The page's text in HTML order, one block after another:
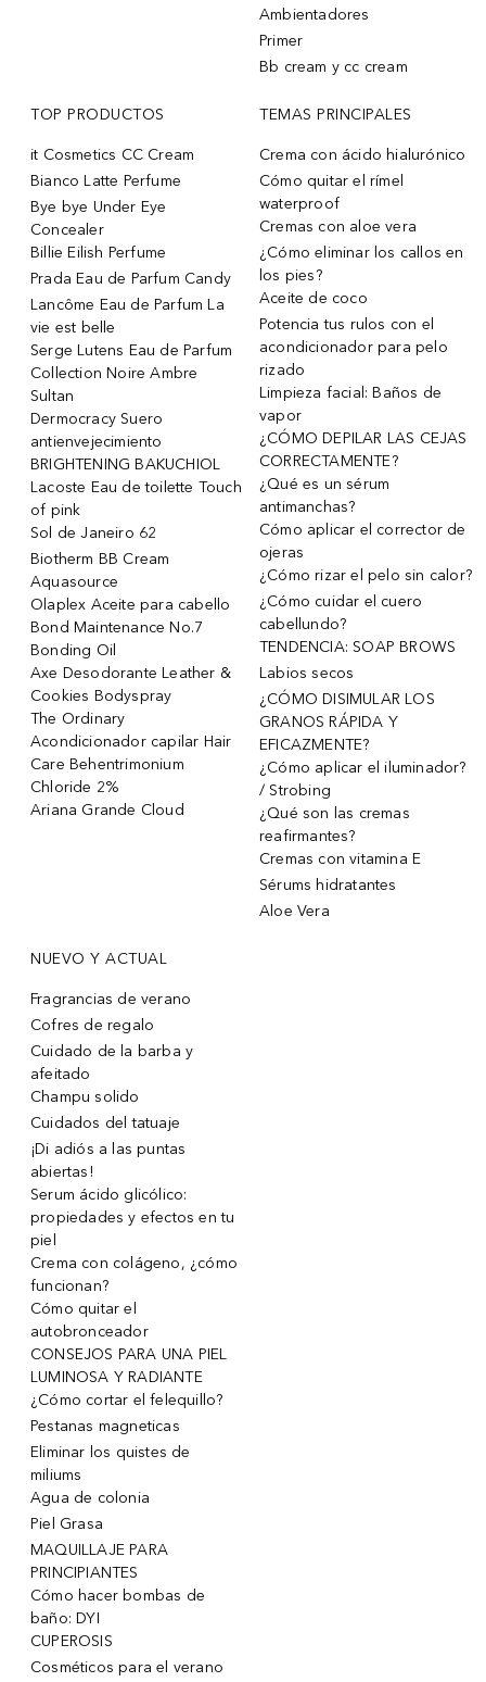
Ambientadores
Primer
Bb cream y cc cream
TOP PRODUCTOS
it Cosmetics CC Cream
Bianco Latte Perfume
Bye bye Under Eye
Concealer
Billie Eilish Perfume
Prada Eau de Parfum Candy
Lancôme Eau de Parfum La
vie est belle
Serge Lutens Eau de Parfum
Collection Noire Ambre
Sultan
Dermocracy Suero
antienvejecimiento
BRIGHTENING BAKUCHIOL
Lacoste Eau de toilette Touch
of pink
Sol de Janeiro 62
Biotherm BB Cream
Aquasource
Olaplex Aceite para cabello
Bond Maintenance No.7
Bonding Oil
Axe Desodorante Leather &
Cookies Bodyspray
The Ordinary
Acondicionador capilar Hair
Care Behentrimonium
Chloride 2%
Ariana Grande Cloud
TEMAS PRINCIPALES
Crema con ácido hialurónico
Cómo quitar el rímel
waterproof
Cremas con aloe vera
¿Cómo eliminar los callos en
los pies?
Aceite de coco
Potencia tus rulos con el
acondicionador para pelo
rizado
Limpieza facial: Baños de
vapor
¿CÓMO DEPILAR LAS CEJAS
CORRECTAMENTE?
¿Qué es un sérum
antimanchas?
Cómo aplicar el corrector de
ojeras
¿Cómo rizar el pelo sin calor?
¿Cómo cuidar el cuero
cabellundo?
TENDENCIA: SOAP BROWS
Labios secos
¿CÓMO DISIMULAR LOS
GRANOS RÁPIDA Y
EFICAZMENTE?
¿Cómo aplicar el iluminador?
/ Strobing
¿Qué son las cremas
reafirmantes?
Cremas con vitamina E
Sérums hidratantes
Aloe Vera
NUEVO Y ACTUAL
Fragrancias de verano
Cofres de regalo
Cuidado de la barba y
afeitado
Champu solido
Cuidados del tatuaje
¡Di adiós a las puntas
abiertas!
Serum ácido glicólico:
propiedades y efectos en tu
piel
Crema con colágeno, ¿cómo
funcionan?
Cómo quitar el
autobronceador
CONSEJOS PARA UNA PIEL
LUMINOSA Y RADIANTE
¿Cómo cortar el felequillo?
Pestanas magneticas
Eliminar los quistes de
miliums
Agua de colonia
Piel Grasa
MAQUILLAJE PARA
PRINCIPIANTES
Cómo hacer bombas de
baño: DYI
CUPEROSIS
Cosméticos para el verano